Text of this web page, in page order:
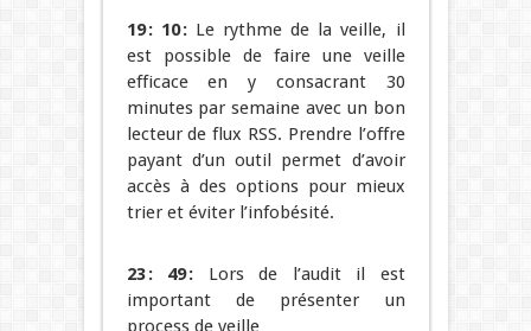
19 : 10 :Le rythme de la veille, il
est possible de faire une veille
efficace en y consacrant 30
minutes par semaine avec un bon
lecteur de flux RSS. Prendre l’offre
payant d’un outil permet d’avoir
accès à des options pour mieux
trier et éviter l’infobésité.
23 : 49 : Lors de l’audit il est
important de présenter un
process de veille